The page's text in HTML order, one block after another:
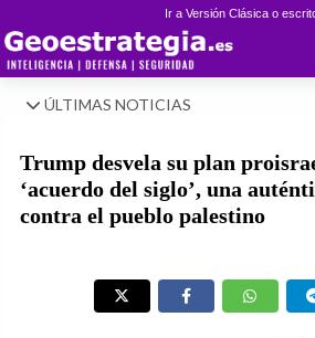
Ir a Versión Clásica o
ÚLTIMAS NOTICIAS
Trump desvela su plan
‘acuerdo del siglo’, una
contra el pueblo palestino